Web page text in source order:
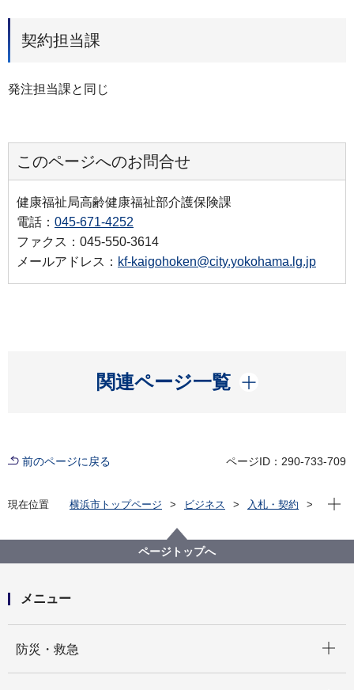
契約担当課
発注担当課と同じ
このページへのお問合せ
健康福祉局高齢健康福祉部介護保険課
電話： 045-671-4252
ファクス：045-550-3614
メールアドレス： kf-kaigohoken@city.yokohama.lg.jp
関連ページ一覧
開く
前のページに戻る ページID：290-733-709
現在位置 横浜市トップページ ビジネス
入札・契約
【終了しました】【公募型指名競争入札】介護保険料
年間納付済額のお知らせ用ハガキの作成等業務委託
現在
ページトップへ
メニュー
防災・救急